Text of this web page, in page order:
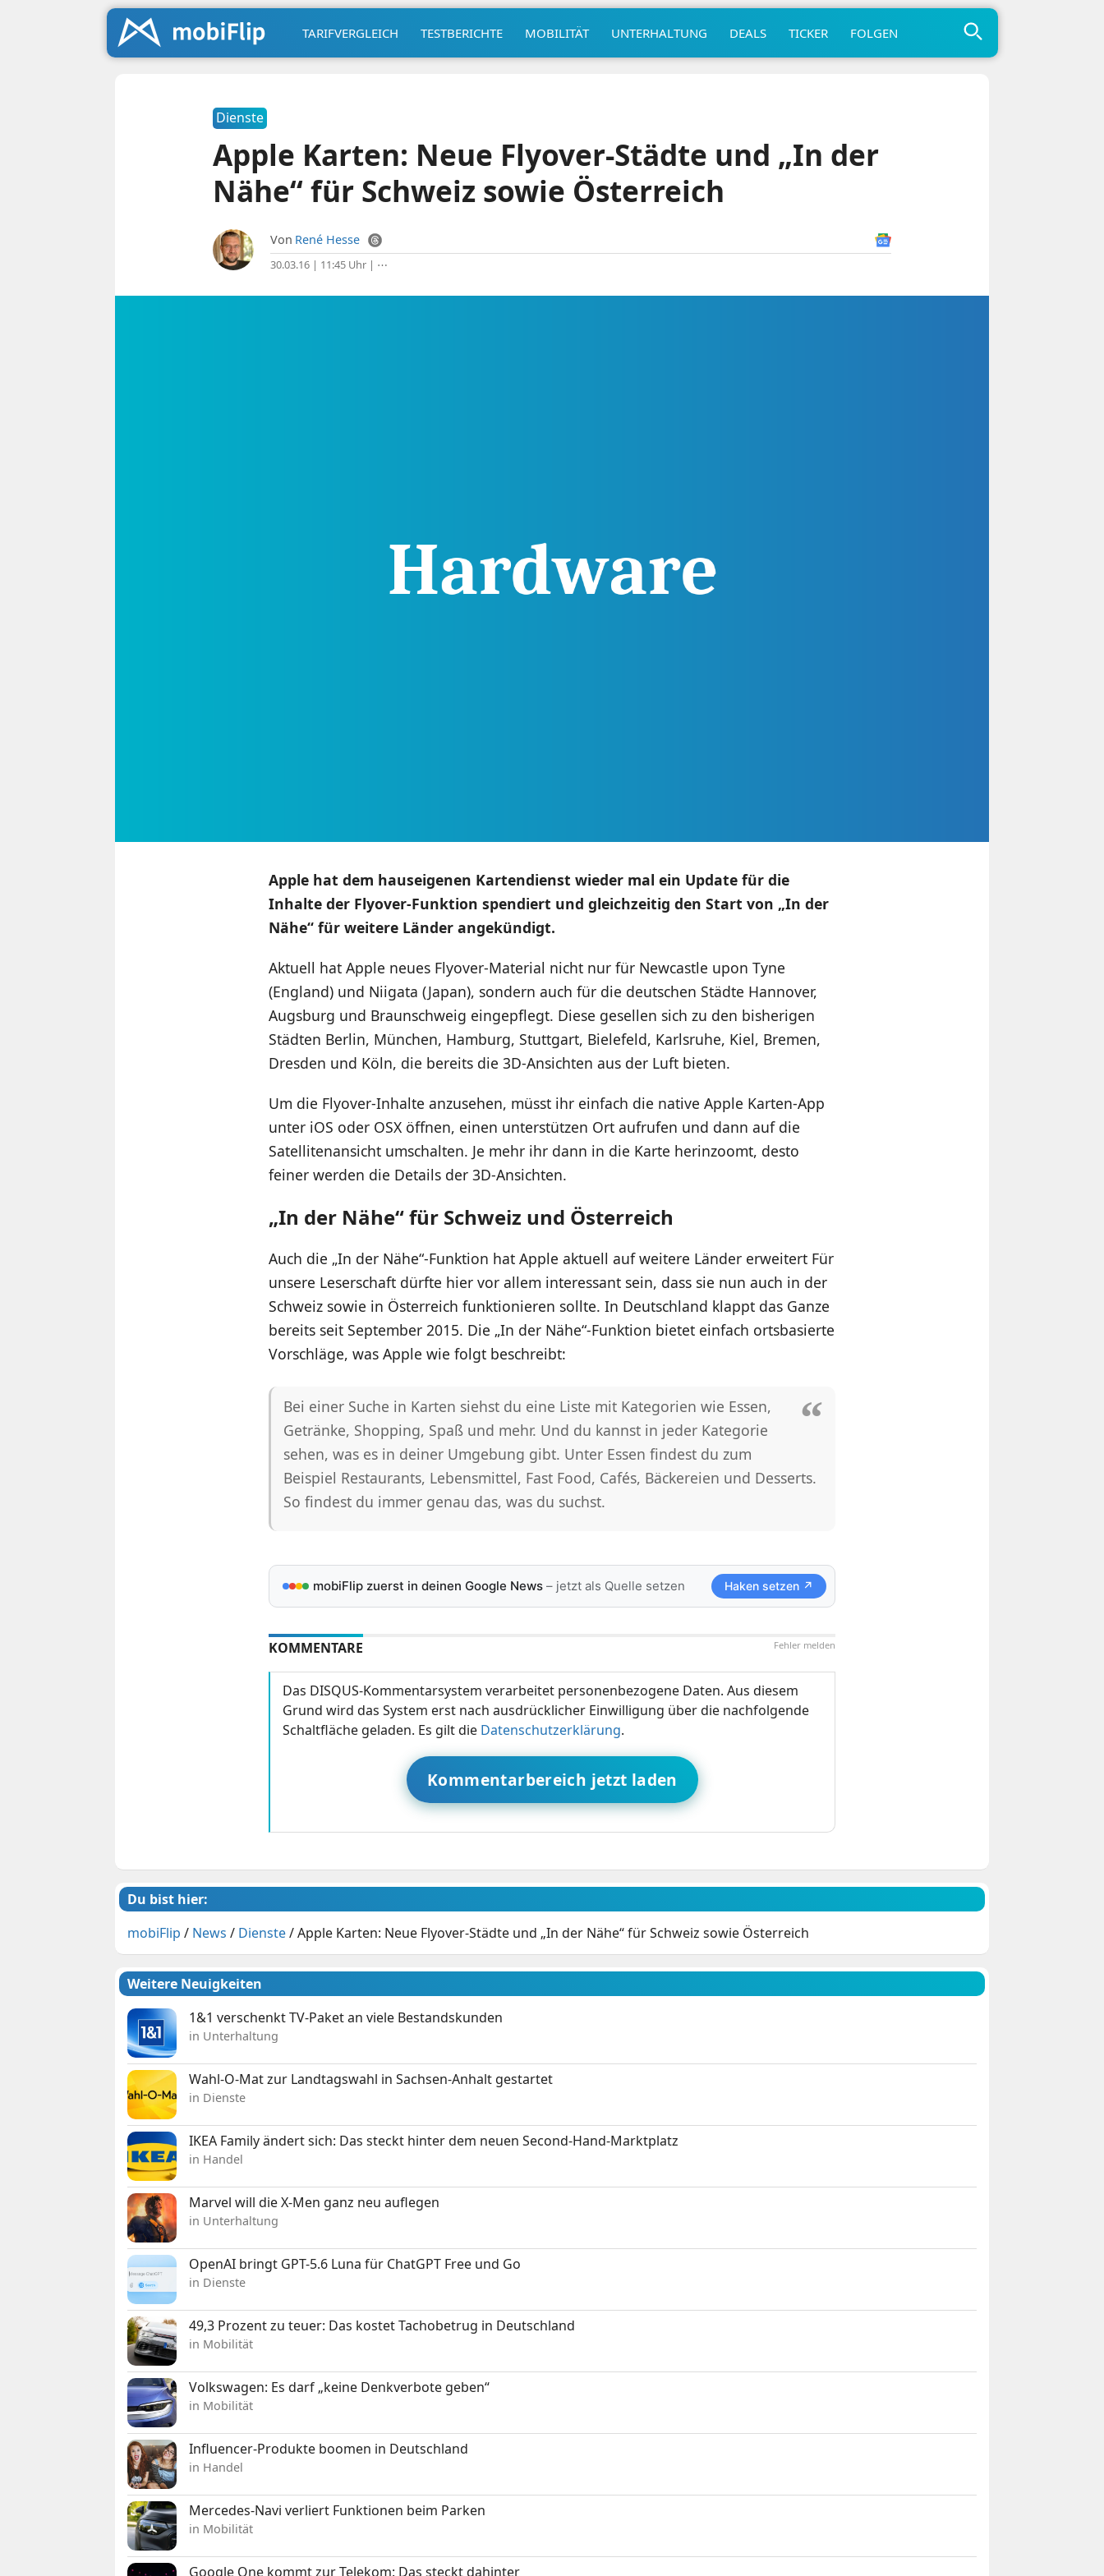
TARIFVERGLEICH TESTBERICHTE MOBILITÄT UNTERHALTUNG DEALS TICKER FOLGEN
Dienste
Apple Karten: Neue Flyover-Städte und „In der
Nähe“ für Schweiz sowie Österreich
Von René Hesse
30.03.16 | 11:45 Uhr| ⋯
Apple hat dem hauseigenen Kartendienst wieder mal ein Update für die
Inhalte der Flyover-Funktion spendiert und gleichzeitig den Start von „In der
Nähe“ für weitere Länder angekündigt.
Aktuell hat Apple neues Flyover-Material nicht nur für Newcastle upon Tyne
(England) und Niigata (Japan), sondern auch für die deutschen Städte Hannover,
Augsburg und Braunschweig eingepflegt. Diese gesellen sich zu den bisherigen
Städten Berlin, München, Hamburg, Stuttgart, Bielefeld, Karlsruhe, Kiel, Bremen,
Dresden und Köln, die bereits die 3D-Ansichten aus der Luft bieten.
Um die Flyover-Inhalte anzusehen, müsst ihr einfach die native Apple Karten-App
unter iOS oder OSX öffnen, einen unterstützen Ort aufrufen und dann auf die
Satellitenansicht umschalten. Je mehr ihr dann in die Karte herinzoomt, desto
feiner werden die Details der 3D-Ansichten.
„In der Nähe“ für Schweiz und Österreich
Auch die „In der Nähe“-Funktion hat Apple aktuell auf weitere Länder erweitert Für
unsere Leserschaft dürfte hier vor allem interessant sein, dass sie nun auch in der
Schweiz sowie in Österreich funktionieren sollte. In Deutschland klappt das Ganze
bereits seit September 2015. Die „In der Nähe“-Funktion bietet einfach ortsbasierte
Vorschläge, was Apple wie folgt beschreibt:
Bei einer Suche in Karten siehst du eine Liste mit Kategorien wie Essen,
Getränke, Shopping, Spaß und mehr. Und du kannst in jeder Kategorie
sehen, was es in deiner Umgebung gibt. Unter Essen findest du zum
Beispiel Restaurants, Lebensmittel, Fast Food, Cafés, Bäckereien und Desserts.
So findest du immer genau das, was du suchst.
mobiFlip zuerst in deinen Google News– jetzt als Quelle setzen Haken setzen ↗
Fehler melden
KOMMENTARE
Das DISQUS-Kommentarsystem verarbeitet personenbezogene Daten. Aus diesem
Grund wird das System erst nach ausdrücklicher Einwilligung über die nachfolgende
Schaltfläche geladen. Es gilt die Datenschutzerklärung.
Kommentarbereich jetzt laden
Du bist hier:
mobiFlip / News / Dienste/Apple Karten: Neue Flyover-Städte und „In der Nähe“ für Schweiz sowie Österreich
Weitere Neuigkeiten
1&1 verschenkt TV-Paket an viele Bestandskunden
in Unterhaltung
Wahl-O-Mat zur Landtagswahl in Sachsen-Anhalt gestartet
in Dienste
IKEA Family ändert sich: Das steckt hinter dem neuen Second-Hand-Marktplatz
in Handel
Marvel will die X-Men ganz neu auflegen
in Unterhaltung
OpenAI bringt GPT-5.6 Luna für ChatGPT Free und Go
in Dienste
49,3 Prozent zu teuer: Das kostet Tachobetrug in Deutschland
in Mobilität
Volkswagen: Es darf „keine Denkverbote geben“
in Mobilität
Influencer-Produkte boomen in Deutschland
in Handel
Mercedes-Navi verliert Funktionen beim Parken
in Mobilität
Google One kommt zur Telekom: Das steckt dahinter